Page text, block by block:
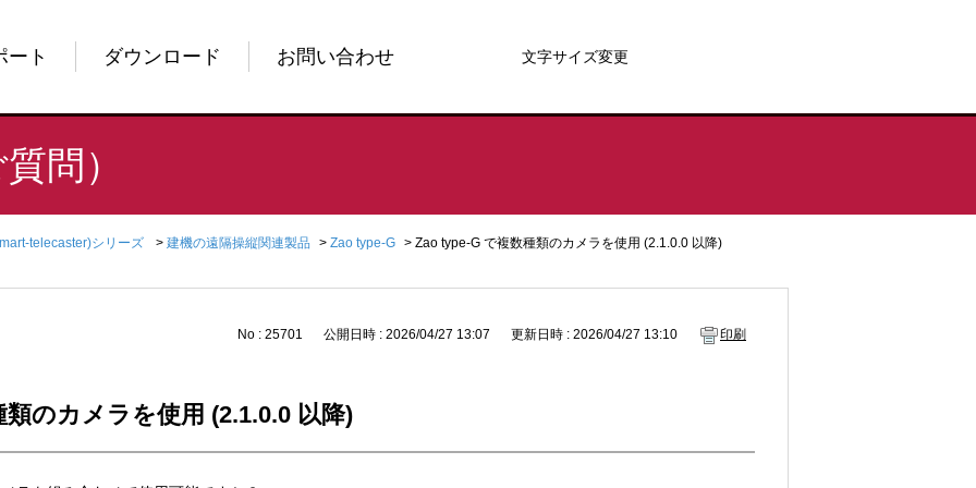
ート ダウンロード お問い合わせ 文字サイズ変更
問）
telecaster)シリーズ > 建機の遠隔操縦関連製品 > Zao type-G > Zao type-G で複数種類のカメラを使用 (2.1.0.0 以降)
No : 25701 公開日時 : 2026/04/27 13:07 更新日時 : 2026/04/27 13:10 印刷
のカメラを使用 (2.1.0.0 以降)